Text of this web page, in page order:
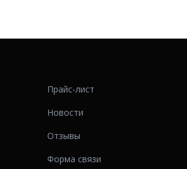
Прайс-лист
Новости
Отзывы
Форма связи